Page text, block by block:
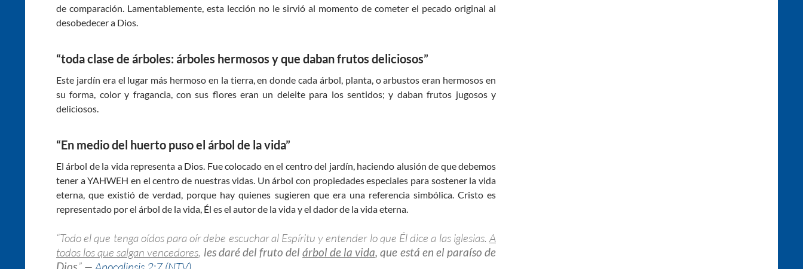
de comparación. Lamentablemente, esta lección no le sirvió al momento de cometer el pecado original al
desobedecer a Dios.
“toda clase de árboles: árboles hermosos y que daban frutos deliciosos”
Este jardín era el lugar más hermoso en la tierra, en donde cada árbol, planta, o arbustos eran hermosos en
su forma, color y fragancia, con sus flores eran un deleite para los sentidos; y daban frutos jugosos y
deliciosos.
“En medio del huerto puso el árbol de la vida”
El árbol de la vida representa a Dios. Fue colocado en el centro del jardín, haciendo alusión de que debemos
tener a YAHWEH en el centro de nuestras vidas. Un árbol con propiedades especiales para sostener la vida
eterna, que existió de verdad, porque hay quienes sugieren que era una referencia simbólica. Cristo es
representado por el árbol de la vida, Él es el autor de la vida y el dador de la vida eterna.
“Todo el que tenga oídos para oír debe escuchar al Espíritu y entender lo que Él dice a las iglesias. A
todos los que salgan vencedores, les daré del fruto delárbol de la vida , que está en el paraíso de
Dios